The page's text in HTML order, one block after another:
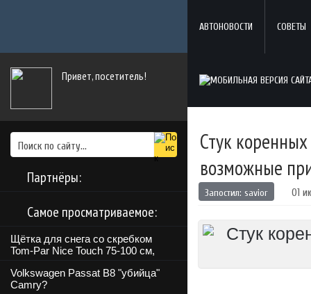
Привет, посетитель!
Партнёры:
Самое просматриваемое:
Щётка для снега со скребком
Tom-Par Nice Touch 75-100 см,
Volkswagen Passat B8 "убийца"
Camry?
АВТОНОВОСТИ СОВЕТЫ
Стук
возможные
Запостил: savior 01